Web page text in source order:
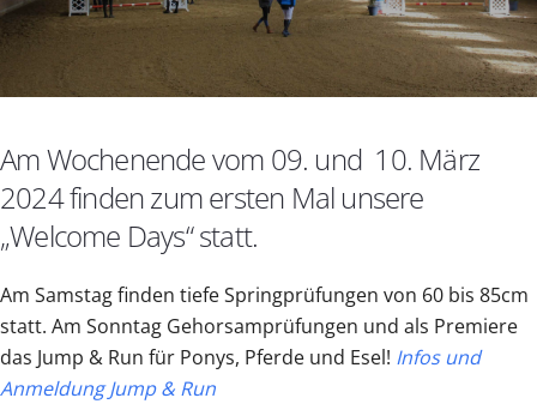
Am Wochenende vom 09. und 10. März
2024 finden zum ersten Mal unsere
„Welcome Days“ statt.
Am Samstag finden tiefe Springprüfungen von 60 bis 85cm
statt. Am Sonntag Gehorsamprüfungen und als Premiere
das Jump & Run für Ponys, Pferde und Esel! Infos und
Anmeldung Jump & Run